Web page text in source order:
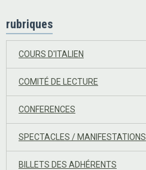
rubriques
COURS D'ITALIEN
COMITÉ DE LECTURE
CONFERENCES
SPECTACLES / MANIFESTATIONS
BILLETS DES ADHÉRENTS